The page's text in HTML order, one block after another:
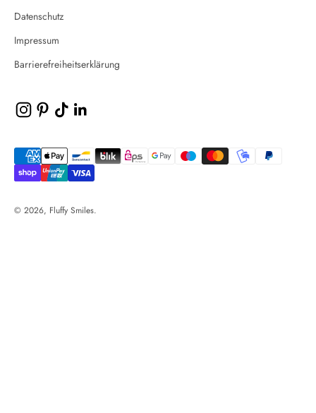
Datenschutz
Impressum
Barrierefreiheitserklärung
© 2026, Fluffy Smiles.